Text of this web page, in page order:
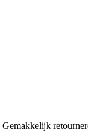
Gemakkelijk